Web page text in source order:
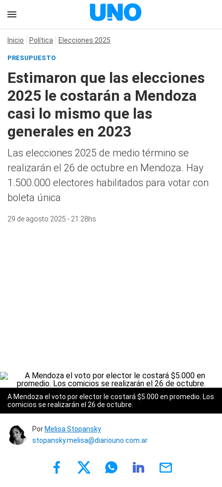
Inicio Política Elecciones 2025
PRESUPUESTO
Estimaron que las elecciones
2025 le costarán a Mendoza
casi lo mismo que las
generales en 2023
Las elecciones 2025 de medio término se
realizarán el 26 de octubre en Mendoza. Hay
1.500.000 electores habilitados para votar con
boleta única
29 de agosto 2025 - 21:28hs
A Mendoza el voto por elector le costará $5.000 en promedio. Los
comicios se realizarán el 26 de octubre.
Por Melisa Stopansky
stopansky.melisa@diariouno.com.ar